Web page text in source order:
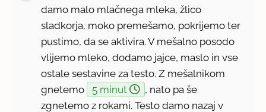
damo malo mlačnega mleka, žlico
sladkorja, moko premešamo, pokrijemo ter
pustimo, da se aktivira. V mešalno posodo
vlijemo mleko, dodamo jajce, maslo in vse
ostale sestavine za testo. Z mešalnikom
gnetemo
5 minut
, nato pa še
zgnetemo z rokami. Testo damo nazaj v